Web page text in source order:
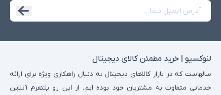
لنوکسیو | خرید مطمئن کالای دیجیتال
سالهاست که در بازار کالاهای دیجیتال به دنبال راهکاری ویژه برای ارائه
خدماتی متفاوت به مشتریان خود بوده ایم. از این رو پلتفرم آنلاین